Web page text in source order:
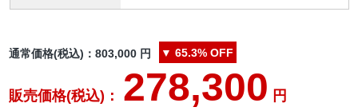
通常価格(税込)：803,000 円 ▼ 65.3% OFF
販売価格(税込)： 278,300 円